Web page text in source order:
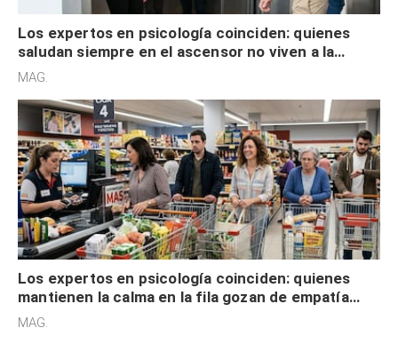
Los expertos en psicología coinciden: quienes
saludan siempre en el ascensor no viven a la
defensiva y tienen apertura social
MAG.
Los expertos en psicología coinciden: quienes
mantienen la calma en la fila gozan de empatía
cognitiva, gratitud y no solo tienen autocontrol
MAG.